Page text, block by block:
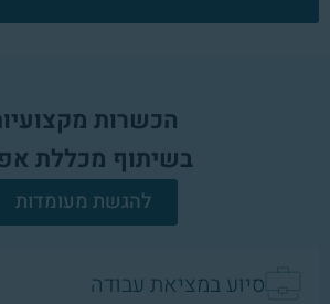
הכשרות
בשיתוף מכללת
להגשת מעומדות
סיוע במציאת עבודה